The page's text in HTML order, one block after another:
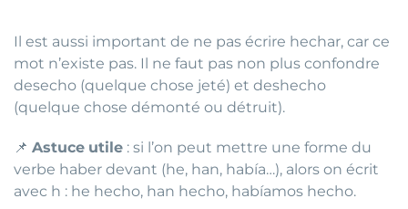
Il est aussi important de ne pas écrire hechar, car ce
mot n’existe pas. Il ne faut pas non plus confondre
desecho (quelque chose jeté) et deshecho
(quelque chose démonté ou détruit).
📌 Astuce utile : si l’on peut mettre une forme du
verbe haber devant (he, han, había…), alors on écrit
avec h : he hecho, han hecho, habíamos hecho.